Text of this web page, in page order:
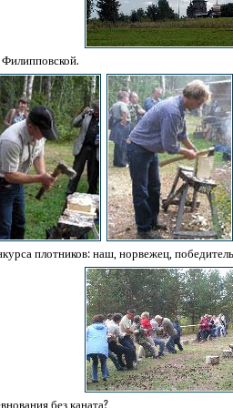
Филипповской.
плотников: наш, норвежец,
без каната?